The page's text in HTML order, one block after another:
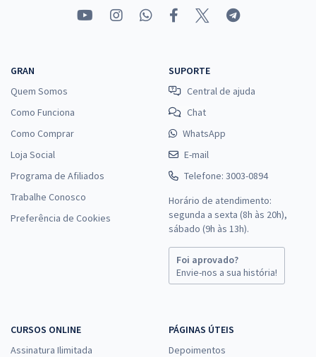
R$ 306,24
à vista
Comprar
29,52
Economize R$ 88,56 (-20%)
Comprar
Prefeitura de Suzano - SP - Educador Social
R$29,52
GRAN
Quem Somos
Como Funciona
Como Comprar
Loja Social
Programa de Afiliados
Trabalhe Conosco
Preferência de Cookies
SUPORTE
Central de ajuda
Chat
WhatsApp
E-mail
Telefone: 3003-0894
Horário de atendimento:
segunda a sexta (8h às 20h),
sábado (9h às 13h).
Foi aprovado?
Envie-nos a sua história!
CURSOS ONLINE
Assinatura Ilimitada
PÁGINAS ÚTEIS
Depoimentos